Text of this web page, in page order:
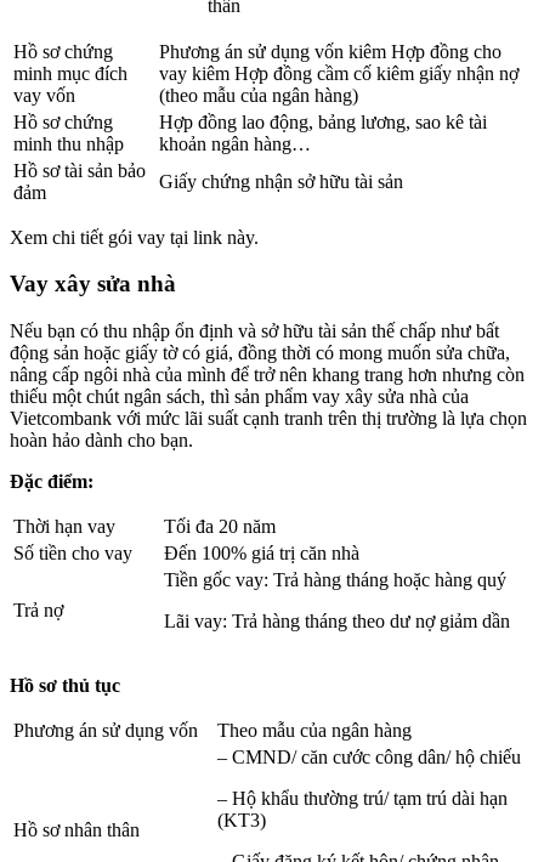
thân
Hồ sơ chứng
minh mục đích
vay vốn
Phương án sử dụng vốn kiêm Hợp đồng cho
vay kiêm Hợp đồng cầm cố kiêm giấy nhận nợ
(theo mẫu của ngân hàng)
Hồ sơ chứng
minh thu nhập
Hợp đồng lao động, bảng lương, sao kê tài
khoản ngân hàng…
Hồ sơ tài sản bảo
đảm
Giấy chứng nhận sở hữu tài sản
Xem chi tiết gói vay tại link này.
Vay xây sửa nhà
Nếu bạn có thu nhập ổn định và sở hữu tài sản thế chấp như bất
động sản hoặc giấy tờ có giá, đồng thời có mong muốn sửa chữa,
nâng cấp ngôi nhà của mình để trở nên khang trang hơn nhưng còn
thiếu một chút ngân sách, thì sản phẩm vay xây sửa nhà của
Vietcombank với mức lãi suất cạnh tranh trên thị trường là lựa chọn
hoàn hảo dành cho bạn.
Đặc điểm:
Thời hạn vay
Tối đa 20 năm
Số tiền cho vay
Đến 100% giá trị căn nhà
Trả nợ
Tiền gốc vay: Trả hàng tháng hoặc hàng quý
Lãi vay: Trả hàng tháng theo dư nợ giảm dần
Hồ sơ thủ tục
Phương án sử dụng vốn Theo mẫu của ngân hàng
Hồ sơ nhân thân
– CMND/ căn cước công dân/ hộ chiếu
– Hộ khẩu thường trú/ tạm trú dài hạn
(KT3)